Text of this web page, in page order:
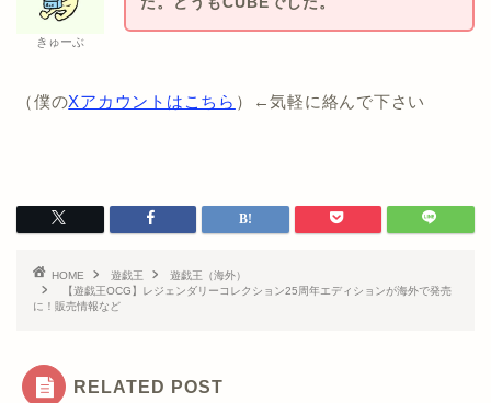
きゅーぶ
（僕のXアカウントはこちら ）←気軽に絡んで下さい
HOME 遊戯王
遊戯王（海外）
【遊戯王OCG】レジェンダリーコレクション25周年エディションが海外で発売
に！販売情報など
RELATED POST